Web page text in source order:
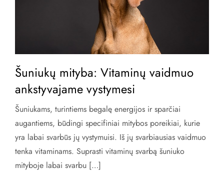
Šuniukų mityba: Vitaminų vaidmuo
ankstyvajame vystymesi
Šuniukams, turintiems begalę energijos ir sparčiai
augantiems, būdingi specifiniai mitybos poreikiai, kurie
yra labai svarbūs jų vystymuisi. Iš jų svarbiausias vaidmuo
tenka vitaminams. Suprasti vitaminų svarbą šuniuko
mityboje labai svarbu […]